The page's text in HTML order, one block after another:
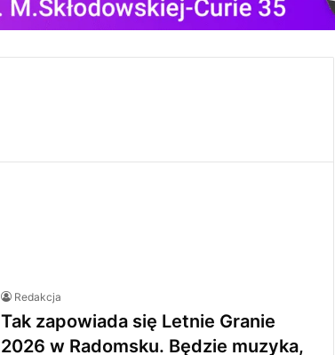
Redakcja
Tak zapowiada się Letnie Granie
2026 w Radomsku. Będzie muzyka,